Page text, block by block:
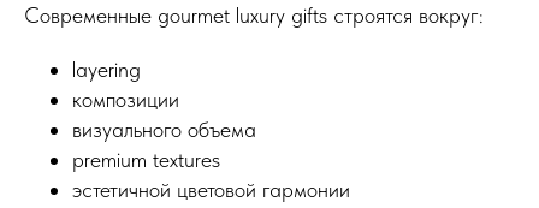
Современные gourmet luxury gifts строятся вокруг:
layering
композиции
визуального объема
premium textures
эстетичной цветовой гармонии